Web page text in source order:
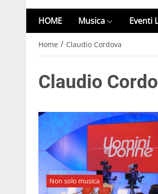
HOME Musica Eventi
Home / Claudio Cordova
Claudio
Non solo musica